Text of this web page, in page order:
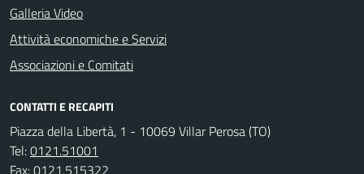
Galleria Video
Attività economiche e Servizi
Associazioni e Comitati
CONTATTI E RECAPITI
Piazza della Libertà, 1 - 10069 Villar Perosa (TO)
Tel:0121.51001
Fax:0121.515322